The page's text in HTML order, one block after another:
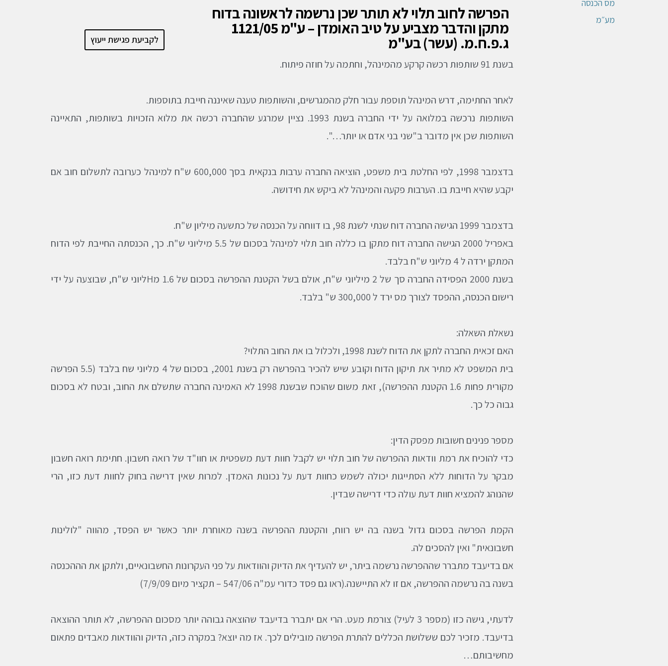
מס הכנסה
מע״מ
הפרשה לחוב תלוי לא תותר שכן נרשמה לראשונה בדוח
מתקן והדבר מצביע על טיב האומדן – ע"מ 1121/05
ג.פ.ח.מ. (עשר) בע"מ לקביעת פגישת ייעוץ
בשנת 91 שותפות רכשה קרקע מהמינהל, וחתמה על חוזה פיתוח.
לאחר החתימה, דרש המינהל תוספת עבור חלק מהמגרשים, והשותפות טענה שאיננה חייבת בתוספות.
השותפות נרכשה במלואה על ידי החברה בשנת 1993. נציין שמרגע שהחברה רכשה את מלוא הזכויות בשותפות, התאיינה
השותפות שכן אין מדובר ב"שני בני אדם או יותר…".
בדצמבר 1998, לפי החלטת בית משפט, הוציאה החברה ערבות בנקאית בסך 600,000 ש"ח למינהל כערובה לתשלום חוב אם
יקבע שהיא חייבת בו. הערבות פקעה והמינהל לא ביקש את חידושה.
בדצמבר 1999 הגישה החברה דוח שנתי לשנת 98, בו דווחה על הכנסה של כתשעה מיליון ש"ח.
באפריל 2000 הגישה החברה דוח מתקן בו כללה חוב תלוי למינהל בסכום של 5.5 מיליוני ש"ח. כך, הכנסתה החייבת לפי הדוח
המתקן ירדה ל 4 מליוני ש"ח בלבד.
בשנת 2000 הפסידה החברה סך של 2 מיליוני ש"ח, אולם בשל הקטנת ההפרשה בסכום של 1.6 מHליוני ש"ח, שבוצעה על ידי
רישום הכנסה, ההפסד לצורך מס ירד ל 300,000 ש" בלבד.
נשאלת השאלה:
האם זכאית החברה לתקן את הדוח לשנת 1998, ולכלול בו את החוב התלוי?
בית המשפט לא מתיר את תיקון הדוח וקובע שיש להכיר בהפרשה רק בשנת 2001, בסכום של 4 מליוני שח בלבד (5.5 הפרשה
מקורית פחות 1.6 הקטנת ההפרשה), זאת משום שהוכח שבשנת 1998 לא האמינה החברה שתשלם את החוב, ובטח לא בסכום
גבוה כל כך.
מספר פנינים חשובות מפסק הדין:
כדי להוכיח את רמת וודאות ההפרשה של חוב תלוי יש לקבל חוות דעת משפטית או חוו"ד של רואה חשבון. חתימת רואה חשבון
מבקר על הדוחות ללא הסתייגות יכולה לשמש כחוות דעת על נכונות האמדן. למרות שאין דרישה בחוק לחוות דעת כזו, הרי
שהנוהג להמציא חוות דעת עולה כדי דרישה שבדין.
הקמת הפרשה בסכום גדול בשנה בה יש רווח, והקטנת ההפרשה בשנה מאוחרת יותר כאשר יש הפסד, מהווה "לולינות
חשבונאית" ואין להסכים לה.
אם בדיעבד מתברר שההפרשה נרשמה ביתר, יש להעדיף את הדיוק והוודאות על פני העקרונות החשבונאיים, ולתקן את הההכנסה
בשנה בה נרשמה ההפרשה, אם זו לא התיישנה.(ראו גם פסד כדורי עמ"ה 547/06 – תקציר מיום 7/9/09)
לדעתי, גישה כזו (מספר 3 לעיל) צורמת מעט. הרי אם יתברר בדיעבד שהוצאה גבוהה יותר מסכום ההפרשה, לא תותר ההוצאה
בדיעבד. מזכיר לכם ששלושת הכללים להתרת הפרשה מובילים לכך. אז מה יוצא? במקרה כזה, הדיוק והוודאות מאבדים פתאום
מחשיבותם…